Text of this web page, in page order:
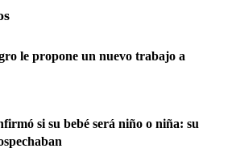
le propone un nuevo trabajo a
si su bebé será niño o niña: su